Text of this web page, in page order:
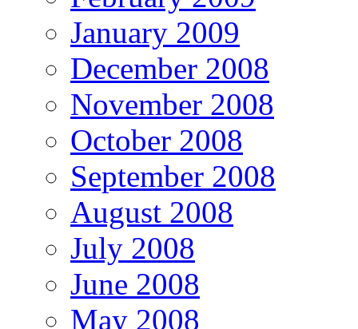
January 2009
December 2008
November 2008
October 2008
September 2008
August 2008
July 2008
June 2008
May 2008